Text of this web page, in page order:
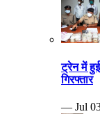
ट्रेन में
गिरफ्तार
— Jul